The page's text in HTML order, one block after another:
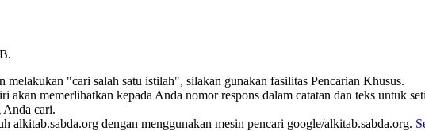
"cari salah satu istilah", silakan gunakan fasilitas Pencarian Khusus.
memerlihatkan kepada Anda nomor respons dalam catatan dan teks untuk
Anda cari.
alkitab.sabda.org dengan menggunakan mesin pencari google/alkitab.sabda.org.